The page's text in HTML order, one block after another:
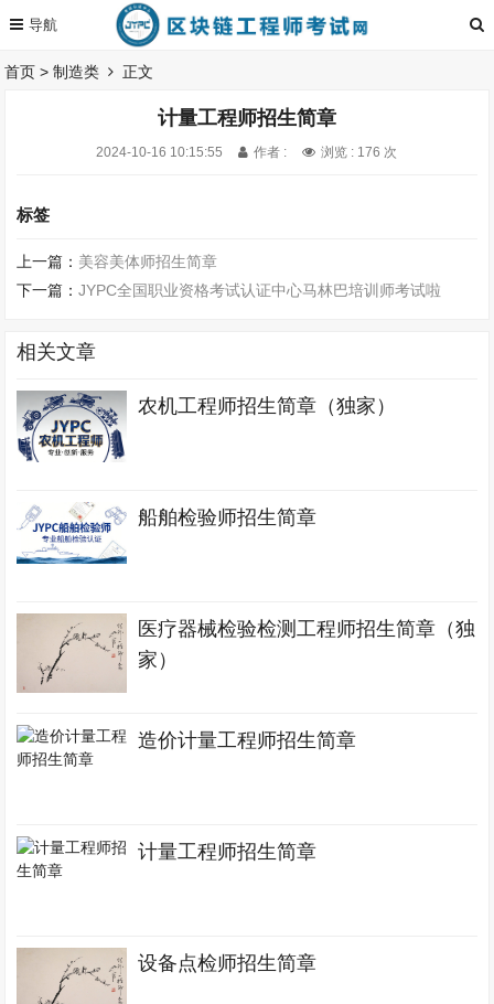
首页 >制造类 正文
计量工程师招生简章
2024-10-16 10:15:55 作者 : 浏览 : 176 次
标签
上一篇： 美容美体师招生简章
下一篇：JYPC全国职业资格考试认证中心马林巴培训师考试啦
相关文章
农机工程师招生简章（独家）
船舶检验师招生简章
医疗器械检验检测工程师招生简章（独
家）
造价计量工程师招生简章
计量工程师招生简章
设备点检师招生简章